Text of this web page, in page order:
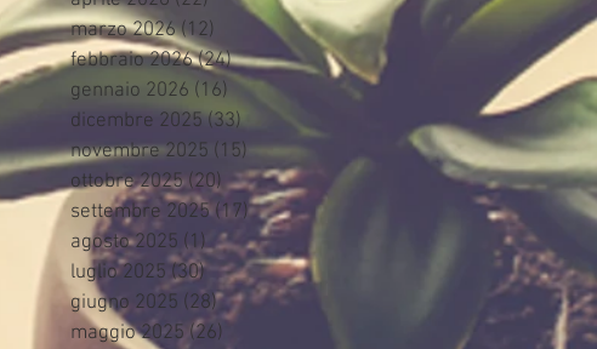
marzo 2026 (12) 12 post
febbraio 2026 (24)24 post
gennaio 2026 (16) 16 post
dicembre 2025 (33)33 post
novembre 2025 (15) 15 post
ottobre 2025 (20) 20 post
settembre 2025 (17)17 post
agosto 2025 (1)1 post
luglio 2025 (30)30 post
giugno 2025 (28)28 post
maggio 2025 (26)